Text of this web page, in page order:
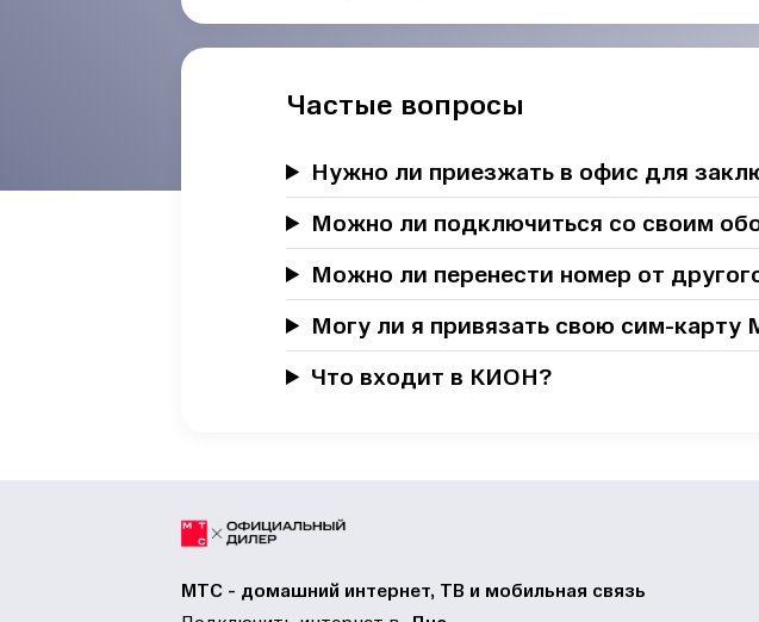
Частые вопросы
Нужно ли приезжать в офис для
Можно ли подключиться со своим
Можно ли перенести номер от
Могу ли я привязать свою сим-карту
Что входит в КИОН?
МТС - домашний интернет, ТВ и мобильная связь